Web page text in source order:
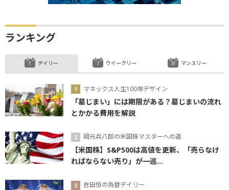
ランキング
デイリー
マネックス人生100年デザイン
「墓じまい」には期限がある？墓じまいの流れ
とかかる費用を解説
岡元兵八郎の米国株マスターへの道
【米国株】S&P500は高値を更新、「売らなけ
ればならない売り」が一巡...
吉田恒の為替デイリー
ウイークリー マンスリー